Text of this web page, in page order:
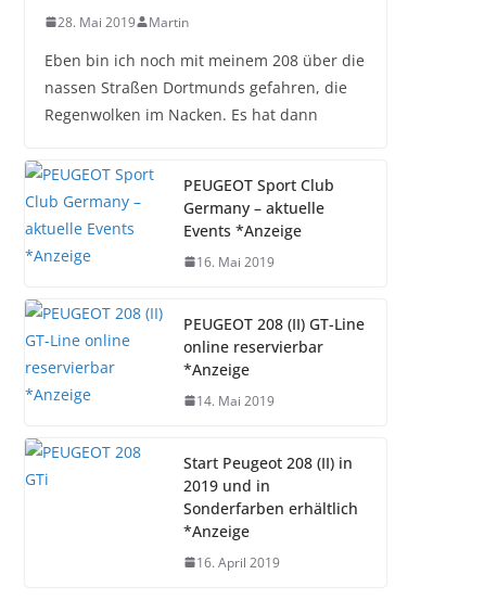
28. Mai 2019 Martin
Eben bin ich noch mit meinem 208 über die
nassen Straßen Dortmunds gefahren, die
Regenwolken im Nacken. Es hat dann
PEUGEOT Sport Club
Germany – aktuelle
Events *Anzeige
16. Mai 2019
PEUGEOT 208 (II) GT-Line
online reservierbar
*Anzeige
14. Mai 2019
Start Peugeot 208 (II) in
2019 und in
Sonderfarben erhältlich
*Anzeige
16. April 2019